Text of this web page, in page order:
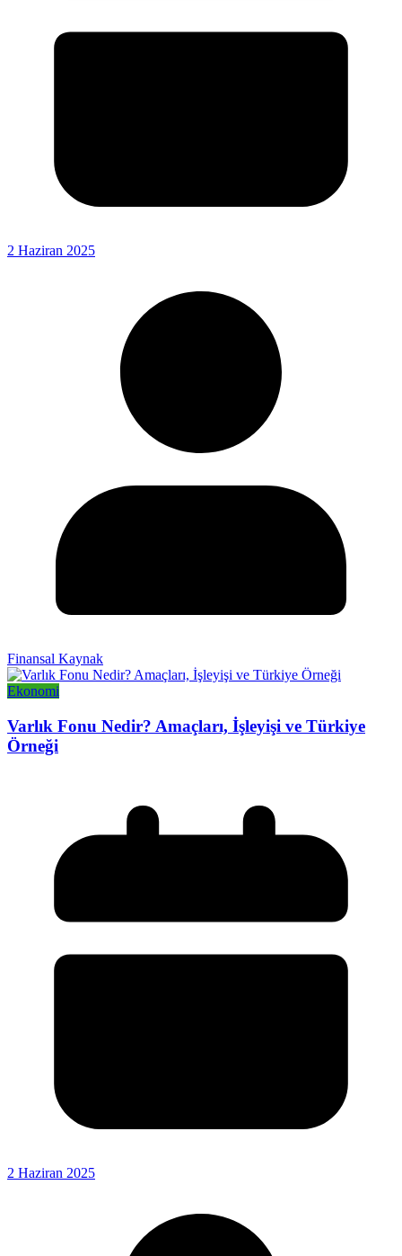
2 Haziran 2025
Finansal Kaynak
Ekonomi
Varlık Fonu Nedir? Amaçları, İşleyişi ve Türkiye
Örneği
2 Haziran 2025